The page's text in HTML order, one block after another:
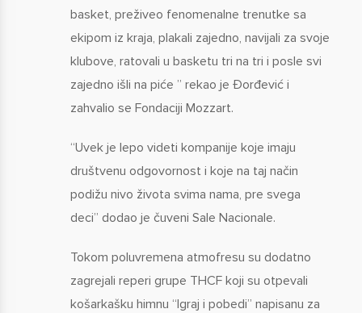
basket, preživeo fenomenalne trenutke sa
ekipom iz kraja, plakali zajedno, navijali za svoje
klubove, ratovali u basketu tri na tri i posle svi
zajedno išli na piće ” rekao je Đorđević i
zahvalio se Fondaciji Mozzart.
“Uvek je lepo videti kompanije koje imaju
društvenu odgovornost i koje na taj način
podižu nivo života svima nama, pre svega
deci” dodao je čuveni Sale Nacionale.
Tokom poluvremena atmofresu su dodatno
zagrejali reperi grupe THCF koji su otpevali
košarkašku himnu “Igraj i pobedi” napisanu za